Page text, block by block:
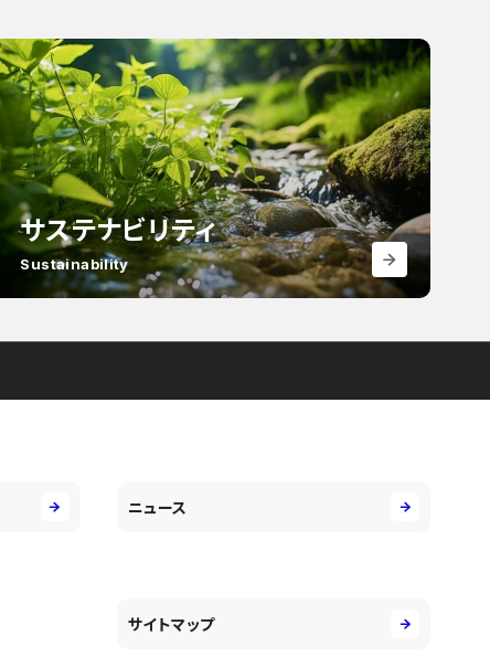
サステナビリティ
Sustainability
ニュース
サイトマップ